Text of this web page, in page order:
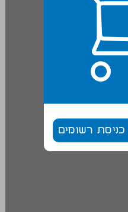
כניסת רשומים